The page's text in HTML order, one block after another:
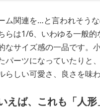
ム関連を…と言われそう
らは1/6、いわゆる一般的
なサイズ感の一品です。
パーツになっていたりと
らしい可愛さ、良さを味わ
えば、これも「人